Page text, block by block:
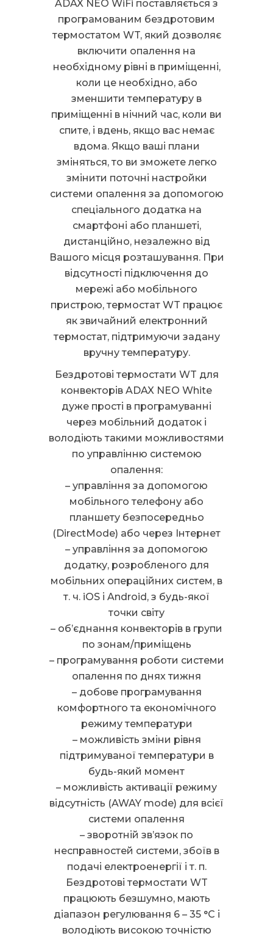
ADAX NEO WiFi поставляється з
програмованим бездротовим
термостатом WT, який дозволяє
включити опалення на
необхідному рівні в приміщенні,
коли це необхідно, або
зменшити температуру в
приміщенні в нічний час, коли ви
спите, і вдень, якщо вас немає
вдома. Якщо ваші плани
зміняться, то ви зможете легко
змінити поточні настройки
системи опалення за допомогою
спеціального додатка на
смартфоні або планшеті,
дистанційно, незалежно від
Вашого місця розташування. При
відсутності підключення до
мережі або мобільного
пристрою, термостат WT працює
як звичайний електронний
термостат, підтримуючи задану
вручну температуру.
Бездротові термостати WT для
конвекторів ADAX NEO White
дуже прості в програмуванні
через мобільний додаток і
володіють такими можливостями
по управлінню системою
опалення:
– управління за допомогою
мобільного телефону або
планшету безпосередньо
(DirectMode) або через Інтернет
– управління за допомогою
додатку, розробленого для
мобільних операційних систем, в
т. ч. iOS і Android, з будь-якої
точки світу
– об’єднання конвекторів в групи
по зонам/приміщень
– програмування роботи системи
опалення по днях тижня
– добове програмування
комфортного та економічного
режиму температури
– можливість зміни рівня
підтримуваної температури в
будь-який момент
– можливість активації режиму
відсутність (AWAY mode) для всієї
системи опалення
– зворотній зв’язок по
несправностей системи, збоїв в
подачі електроенергії і т. п.
Бездротові термостати WT
працюють безшумно, мають
діапазон регулювання 6 – 35 °С і
володіють високою точністю